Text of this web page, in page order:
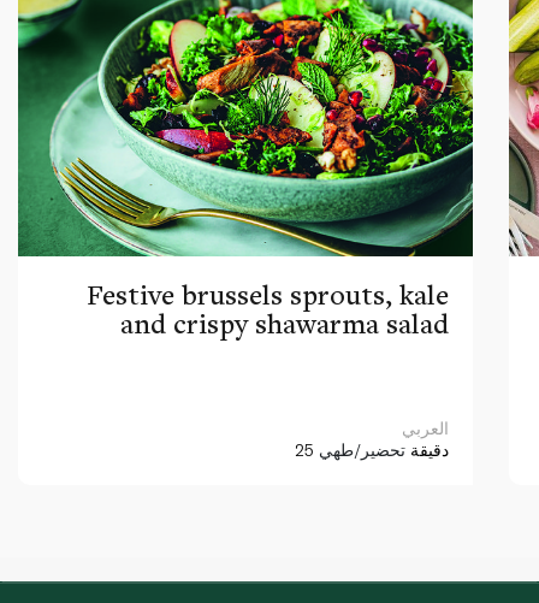
Festive brussels sprouts, kale
and crispy shawarma salad
العربي
25 دقيقة تحضير/طهي